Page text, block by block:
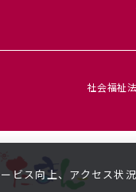
社会福祉
ビス向上、アクセス状